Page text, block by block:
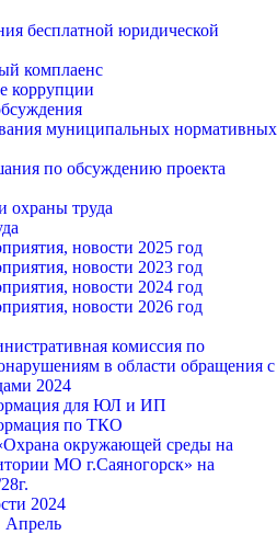
бесплатной юридической
комплаенс
коррупции
муниципальных нормативных
по обсуждению проекта
охраны труда
новости 2025 год
новости 2023 год
новости 2024 год
новости 2026 год
комиссия по
в области обращения с
2024
для ЮЛ и ИП
по ТКО
окружающей среды на
МО г.Саяногорск» на
2024
Апрель